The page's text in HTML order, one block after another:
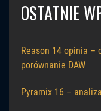
OSTATNIE
Reason 14 opinia –
porównanie DAW
Pyramix 16 –